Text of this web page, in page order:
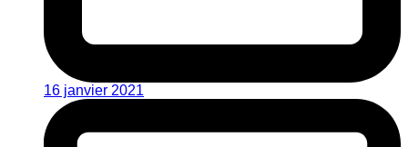
16 janvier 2021